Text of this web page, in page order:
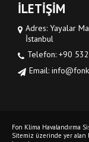
İLETİŞİM
Adres: Yayalar
İstanbul
Telefon: +90
Email:
Fon Klima Havalandırma
Sitemiz üzerinde yer alan